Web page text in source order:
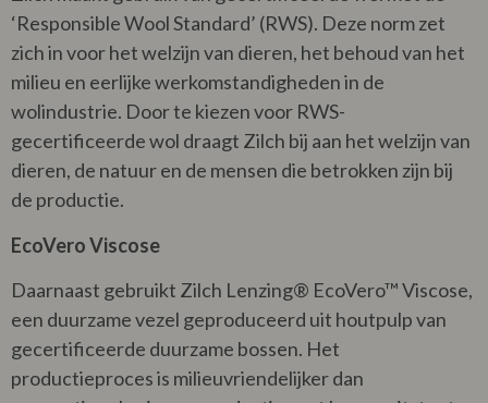
‘Responsible Wool Standard’ (RWS). Deze norm zet
zich in voor het welzijn van dieren, het behoud van het
milieu en eerlijke werkomstandigheden in de
wolindustrie. Door te kiezen voor RWS-
gecertificeerde wol draagt Zilch bij aan het welzijn van
dieren, de natuur en de mensen die betrokken zijn bij
de productie.
EcoVero Viscose
Daarnaast gebruikt Zilch Lenzing® EcoVero™ Viscose,
een duurzame vezel geproduceerd uit houtpulp van
gecertificeerde duurzame bossen. Het
productieproces is milieuvriendelijker dan